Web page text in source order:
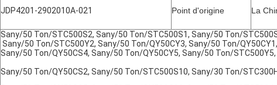
JDP4201-2902010A-021 Point d'origine La
Sany/50 Ton/STC500S2, Sany/50 Ton/STC500S1, Sany/50 Ton/
Sany/50 Ton/STC500Y2, Sany/50 Ton/QY50CY3, Sany/50 Ton/
Sany/50 Ton/QY50CS4, Sany/50 Ton/QY50CY5, Sany/50 Ton/
Sany/50 Ton/QY50CS2, Sany/50 Ton/STC500S10, Sany/30 Ton/